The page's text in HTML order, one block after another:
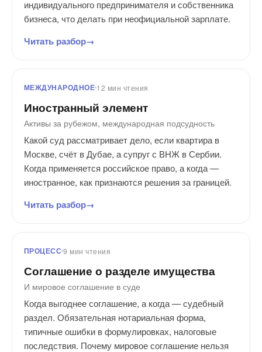
индивидуального предпринимателя и собственника
бизнеса, что делать при неофициальной зарплате.
Читать разбор
МЕЖДУНАРОДНОЕ 12 мин чтения
Иностранный элемент
Активы за рубежом, международная подсудность
Какой суд рассматривает дело, если квартира в
Москве, счёт в Дубае, а супруг с ВНЖ в Сербии.
Когда применяется российское право, а когда —
иностранное, как признаются решения за границей.
Читать разбор
ПРОЦЕСС9 мин чтения
Соглашение о разделе имущества
И мировое соглашение в суде
Когда выгоднее соглашение, а когда — судебный
раздел. Обязательная нотариальная форма,
типичные ошибки в формулировках, налоговые
последствия. Почему мировое соглашение нельзя